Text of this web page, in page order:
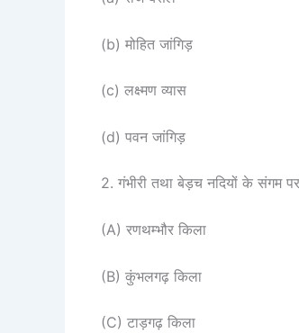
(b) मोहित जांगिड़
(c) लक्ष्मण व्यास
(d) पवन जांगिड़
2. गंभीरी तथा बेड़च नदियों के संगम
(A) रणथम्भौर किला
(B) कुंभलगढ़ किला
(C) टाड़गढ़ किला